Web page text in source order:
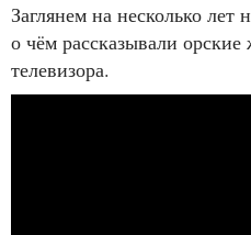
Заглянем на несколько лет
о чём рассказывали
телевизора.